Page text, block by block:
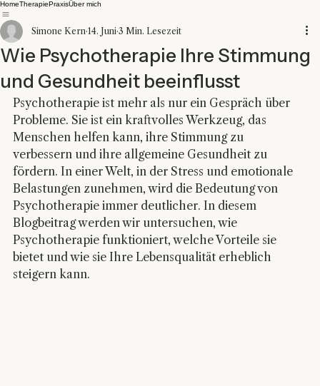
HomeTherapiePraxisÜber mich
Wie Psychotherapie Ihre Stimmung
und Gesundheit beeinflusst
Simone Kern 14. Juni 3 Min. Lesezeit
Psychotherapie ist mehr als nur ein Gespräch über
Probleme. Sie ist ein kraftvolles Werkzeug, das
Menschen helfen kann, ihre Stimmung zu
verbessern und ihre allgemeine Gesundheit zu
fördern. In einer Welt, in der Stress und emotionale
Belastungen zunehmen, wird die Bedeutung von
Psychotherapie immer deutlicher. In diesem
Blogbeitrag werden wir untersuchen, wie
Psychotherapie funktioniert, welche Vorteile sie
bietet und wie sie Ihre Lebensqualität erheblich
steigern kann.